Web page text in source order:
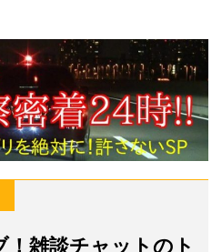
雑談チャットのト